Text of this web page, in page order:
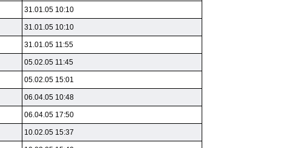
31.01.05 10:10
31.01.05 10:10
31.01.05 11:55
05.02.05 11:45
05.02.05 15:01
06.04.05 10:48
06.04.05 17:50
10.02.05 15:37